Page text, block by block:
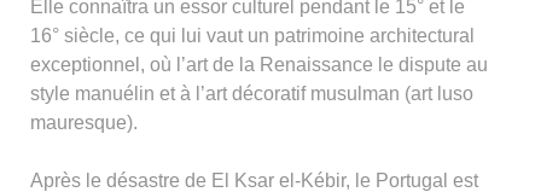
Elle connaîtra un essor culturel pendant le 15° et le
16° siècle, ce qui lui vaut un patrimoine architectural
exceptionnel, où l’art de la Renaissance le dispute au
style manuélin et à l’art décoratif musulman (art luso
mauresque).
Après le désastre de El Ksar el-Kébir, le Portugal est